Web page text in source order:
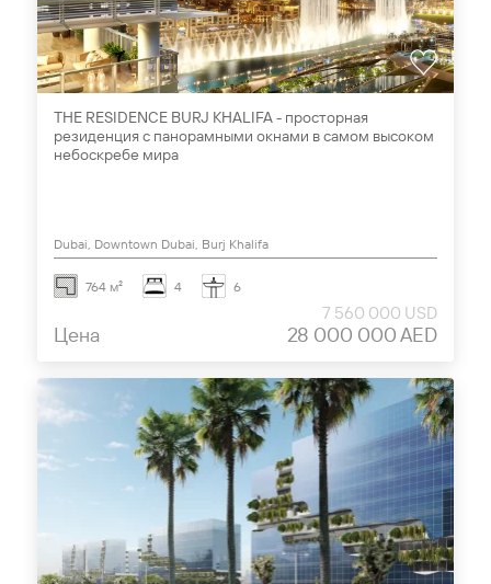
THE RESIDENCE BURJ KHALIFA - просторная
резиденция с панорамными окнами в самом высоком
небоскребе мира
Dubai, Downtown Dubai, Burj Khalifa
764 м² 4 6
Цена
7 560 000 USD
28 000 000 AED